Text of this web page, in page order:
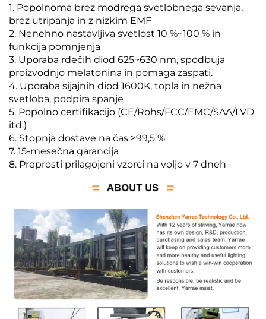
1. Popolnoma brez modrega svetlobnega sevanja,
brez utripanja in z nizkim EMF
2. Nenehno nastavljiva svetlost 10 %~100 % in
funkcija pomnjenja
3. Uporaba rdečih diod 625~630 nm, spodbuja
proizvodnjo melatonina in pomaga zaspati.
4. Uporaba sijajnih diod 1600K, topla in nežna
svetloba, podpira spanje
5. Popolno certifikacijo (CE/Rohs/FCC/EMC/SAA/LVD
itd.)
6. Stopnja dostave na čas ≥99,5 %
7. 15-mesečna garancija
8. Preprosti prilagojeni vzorci na voljo v 7 dneh